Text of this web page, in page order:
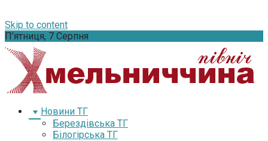
Skip to content
П’ятниця, 7 Серпня
Новини ТГ
Берездівська ТГ
Білогірська ТГ